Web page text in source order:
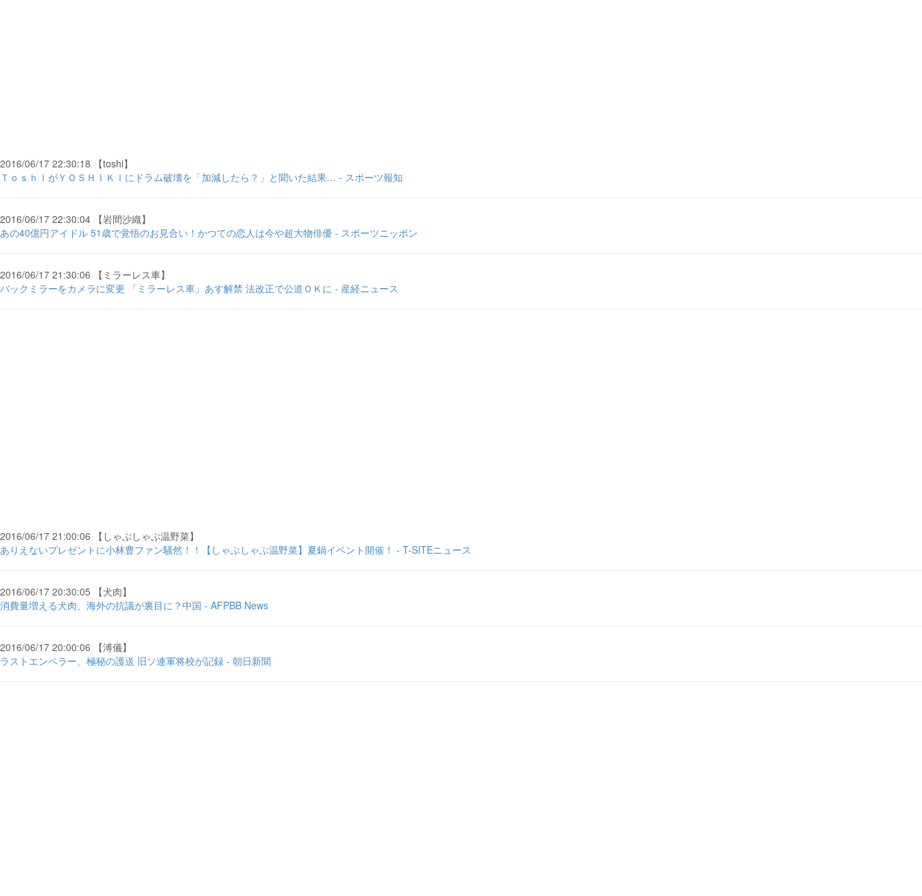
2016/06/17 22:30:18 【toshi】
ＴｏｓｈＩがＹＯＳＨＩＫＩにドラム破壊を「加減したら？」と聞いた結果… - スポーツ報知
2016/06/17 22:30:04 【岩間沙織】
あの40億円アイドル 51歳で覚悟のお見合い！かつての恋人は今や超大物俳優 - スポーツニッポン
2016/06/17 21:30:06 【ミラーレス車】
バックミラーをカメラに変更 「ミラーレス車」あす解禁 法改正で公道ＯＫに - 産経ニュース
2016/06/17 21:00:06 【しゃぶしゃぶ温野菜】
ありえないプレゼントに小林豊ファン騒然！！【しゃぶしゃぶ温野菜】夏鍋イベント開催！ - T-SITEニュース
2016/06/17 20:30:05 【犬肉】
消費量増える犬肉、海外の抗議が裏目に？中国 - AFPBB News
2016/06/17 20:00:06 【溥儀】
ラストエンペラー、極秘の護送 旧ソ連軍将校が記録 - 朝日新聞